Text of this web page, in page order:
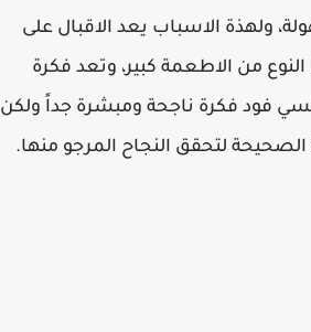
ولهذة الاسباب يعد الاقبال على
من الاطعمة كبير، وتعد فكرة
فود فكرة ناجحة ومبشرة جداً ولكن
الصحيحة لتحقق النجاح المرجو منها.